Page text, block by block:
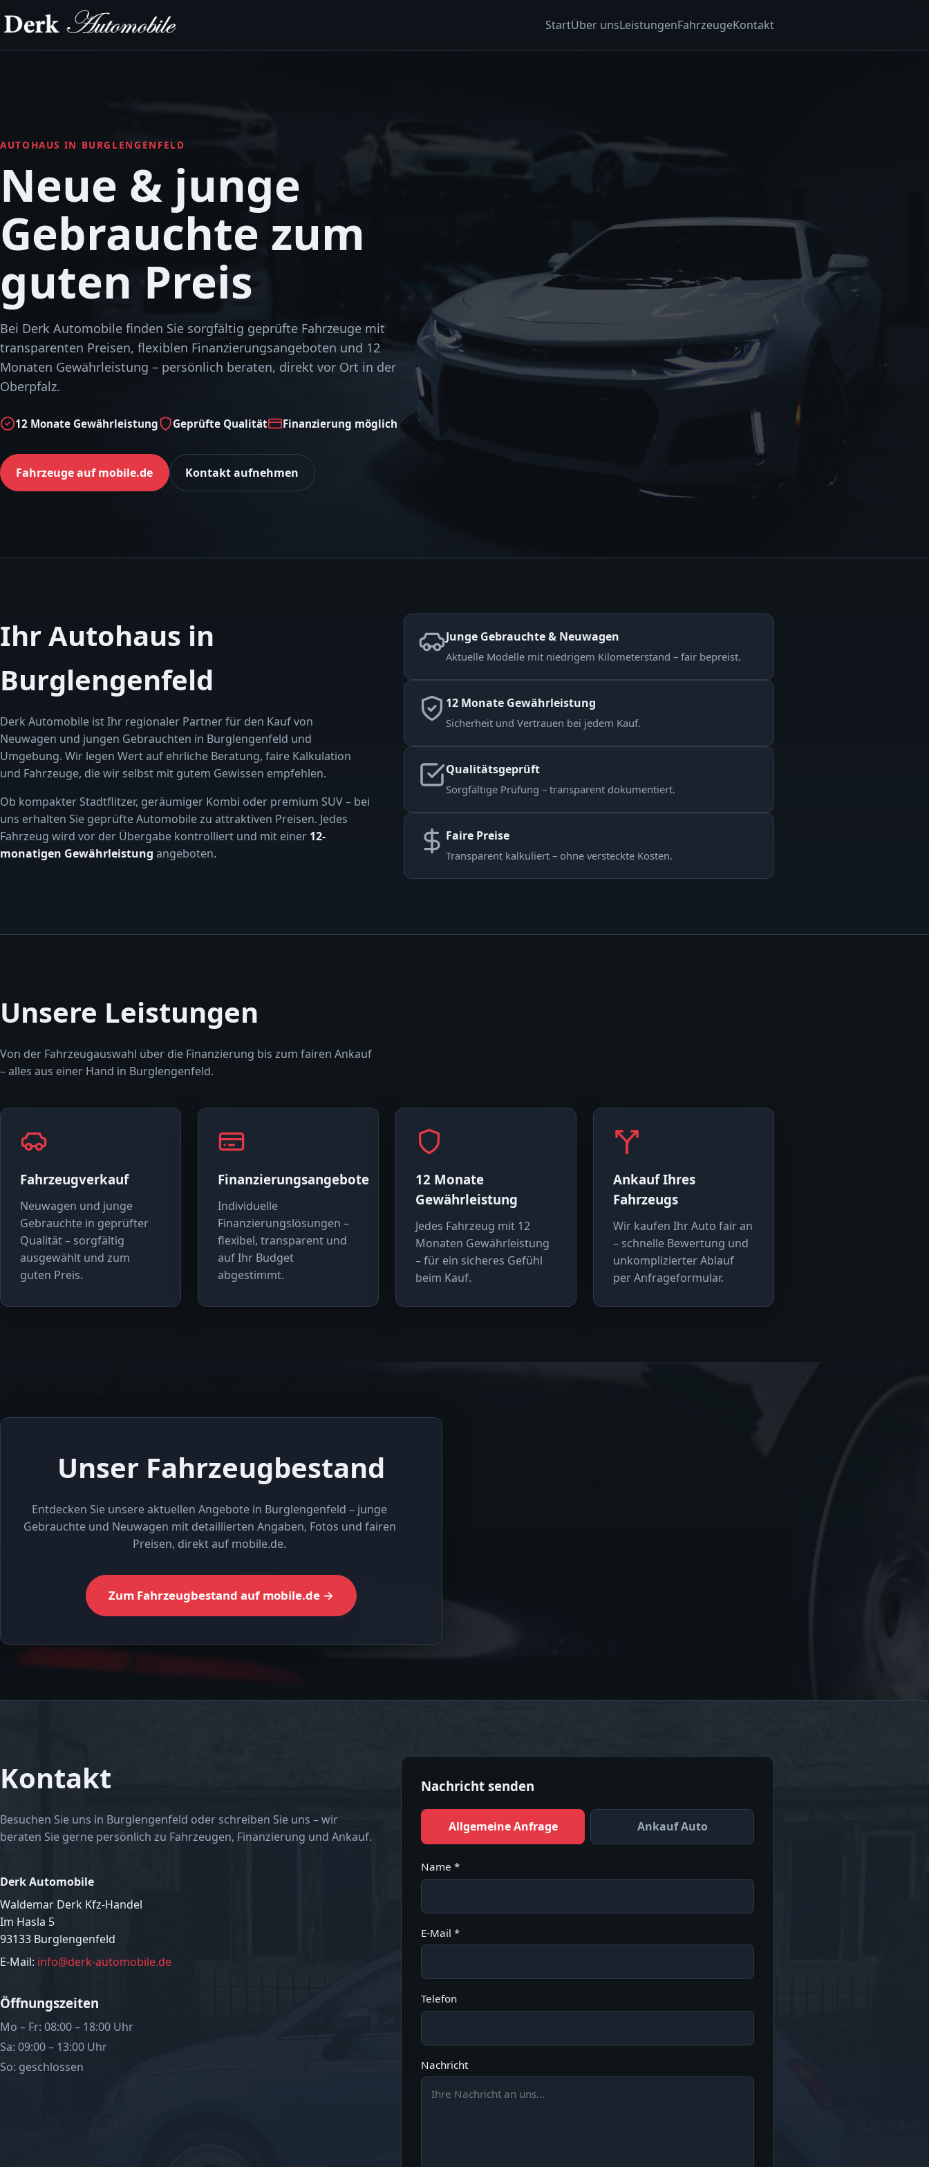
StartÜber unsLeistungenFahrzeugeKontakt
AUTOHAUS IN BURGLENGENFELD
Neue & junge
Gebrauchte zum
guten Preis
Bei Derk Automobile finden Sie sorgfältig geprüfte Fahrzeuge mit
transparenten Preisen, flexiblen Finanzierungsangeboten und 12
Monaten Gewährleistung – persönlich beraten, direkt vor Ort in der
Oberpfalz.
12 Monate Gewährleistung Geprüfte Qualität Finanzierung möglich
Fahrzeuge auf mobile.de Kontakt aufnehmen
Ihr Autohaus in
Burglengenfeld
Derk Automobile ist Ihr regionaler Partner für den Kauf von
Neuwagen und jungen Gebrauchten in Burglengenfeld und
Umgebung. Wir legen Wert auf ehrliche Beratung, faire Kalkulation
und Fahrzeuge, die wir selbst mit gutem Gewissen empfehlen.
Ob kompakter Stadtflitzer, geräumiger Kombi oder premium SUV – bei
uns erhalten Sie geprüfte Automobile zu attraktiven Preisen. Jedes
Fahrzeug wird vor der Übergabe kontrolliert und mit einer 12-
monatigen Gewährleistung angeboten.
Junge Gebrauchte & Neuwagen
Aktuelle Modelle mit niedrigem Kilometerstand – fair bepreist.
12 Monate Gewährleistung
Sicherheit und Vertrauen bei jedem Kauf.
Qualitätsgeprüft
Sorgfältige Prüfung – transparent dokumentiert.
Faire Preise
Transparent kalkuliert – ohne versteckte Kosten.
Unsere Leistungen
Von der Fahrzeugauswahl über die Finanzierung bis zum fairen Ankauf
– alles aus einer Hand in Burglengenfeld.
Fahrzeugverkauf
Neuwagen und junge
Gebrauchte in geprüfter
Qualität – sorgfältig
ausgewählt und zum
guten Preis.
Finanzierungsangebote
Individuelle
Finanzierungslösungen –
flexibel, transparent und
auf Ihr Budget
abgestimmt.
12 Monate
Gewährleistung
Jedes Fahrzeug mit 12
Monaten Gewährleistung
– für ein sicheres Gefühl
beim Kauf.
Ankauf Ihres
Fahrzeugs
Wir kaufen Ihr Auto fair an
– schnelle Bewertung und
unkomplizierter Ablauf
per Anfrageformular.
Unser Fahrzeugbestand
Entdecken Sie unsere aktuellen Angebote in Burglengenfeld – junge
Gebrauchte und Neuwagen mit detaillierten Angaben, Fotos und fairen
Preisen, direkt auf mobile.de.
Zum Fahrzeugbestand auf mobile.de →
Kontakt
Besuchen Sie uns in Burglengenfeld oder schreiben Sie uns – wir
beraten Sie gerne persönlich zu Fahrzeugen, Finanzierung und Ankauf.
Derk Automobile
Waldemar Derk Kfz-Handel
Im Hasla 5
93133 Burglengenfeld
E-Mail: info@derk-automobile.de
Öffnungszeiten
Mo – Fr: 08:00 – 18:00 Uhr
Sa: 09:00 – 13:00 Uhr
So: geschlossen
Nachricht senden
Allgemeine Anfrage Ankauf Auto
Name *
E-Mail *
Telefon
Nachricht